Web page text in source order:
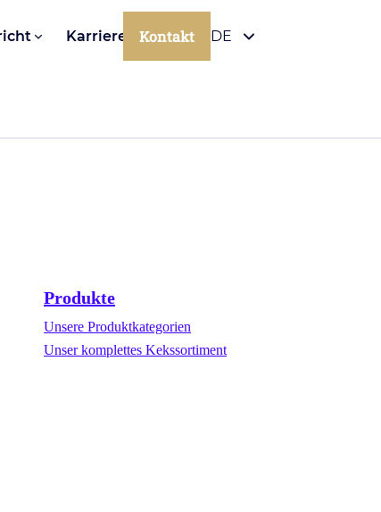
Karriere Kontakt DE
Produkte
Unsere Produktkategorien
Unser komplettes Kekssortiment